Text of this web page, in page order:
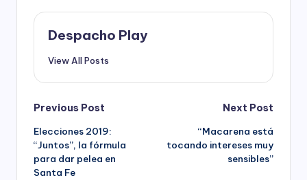
Despacho Play
View All Posts
Post
navigation
Previous Post
Elecciones 2019:
“Juntos”, la fórmula
para dar pelea en
Santa Fe
Next Post
“Macarena está
tocando intereses muy
sensibles”